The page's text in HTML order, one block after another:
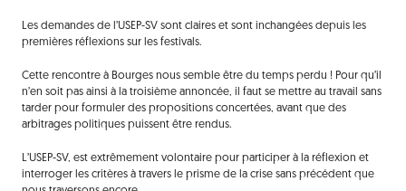
Les demandes de l’USEP-SV sont claires et sont inchangées depuis les
premières réflexions sur les festivals.
Cette rencontre à Bourges nous semble être du temps perdu ! Pour qu’il
n’en soit pas ainsi à la troisième annoncée, il faut se mettre au travail sans
tarder pour formuler des propositions concertées, avant que des
arbitrages politiques puissent être rendus.
L’USEP-SV, est extrêmement volontaire pour participer à la réflexion et
interroger les critères à travers le prisme de la crise sans précédent que